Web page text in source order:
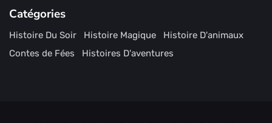
Catégories
Histoire Du Soir Histoire Magique
Histoire D'animaux
Contes de Fées
Histoires D'aventures